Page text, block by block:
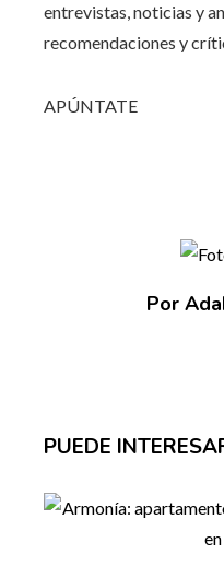
entrevistas, noticias y
recomendaciones y
APÚNTATE
Por
PUEDE